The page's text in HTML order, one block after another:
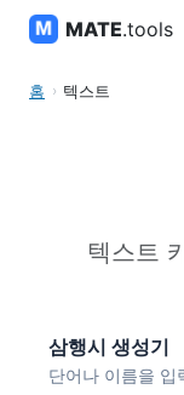
MATE.tools
홈 텍스트
텍스트
삼행시 생성기
단어나 이름을 입